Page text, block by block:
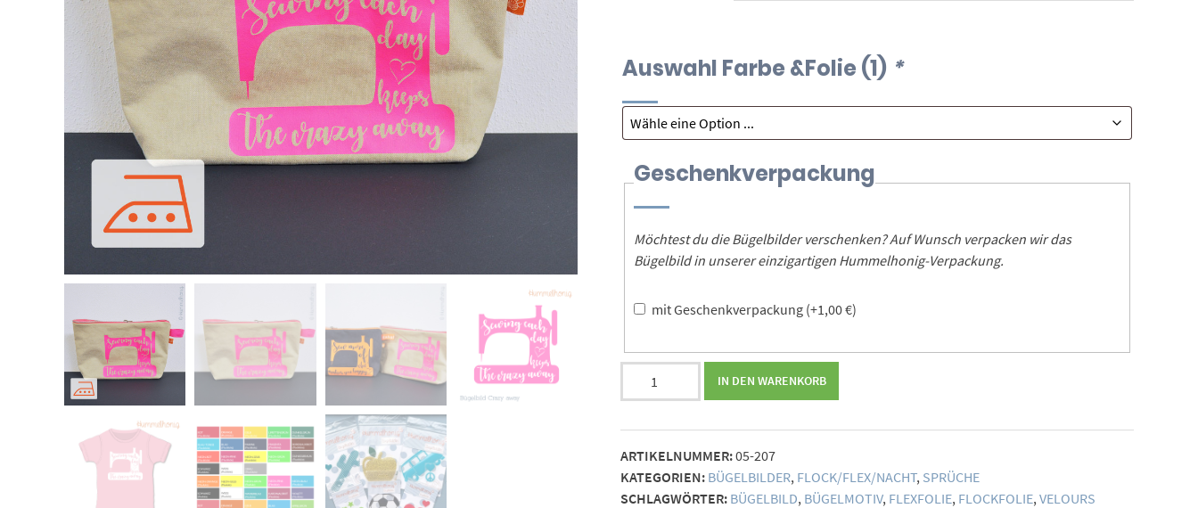
Auswahl Farbe &Folie (1) *
Geschenkverpackung
Möchtest du die Bügelbilder verschenken? Auf Wunsch verpacken wir das
Bügelbild in unserer einzigartigen Hummelhonig-Verpackung.
mit Geschenkverpackung (+1,00€)
Crazy
Menge
IN DEN WARENKORB
ARTIKELNUMMER:05-207
KATEGORIEN: BÜGELBILDER, FLOCK/FLEX/NACHT, SPRÜCHE
SCHLAGWÖRTER: BÜGELBILD, BÜGELMOTIV, FLEXFOLIE, FLOCKFOLIE, VELOURS